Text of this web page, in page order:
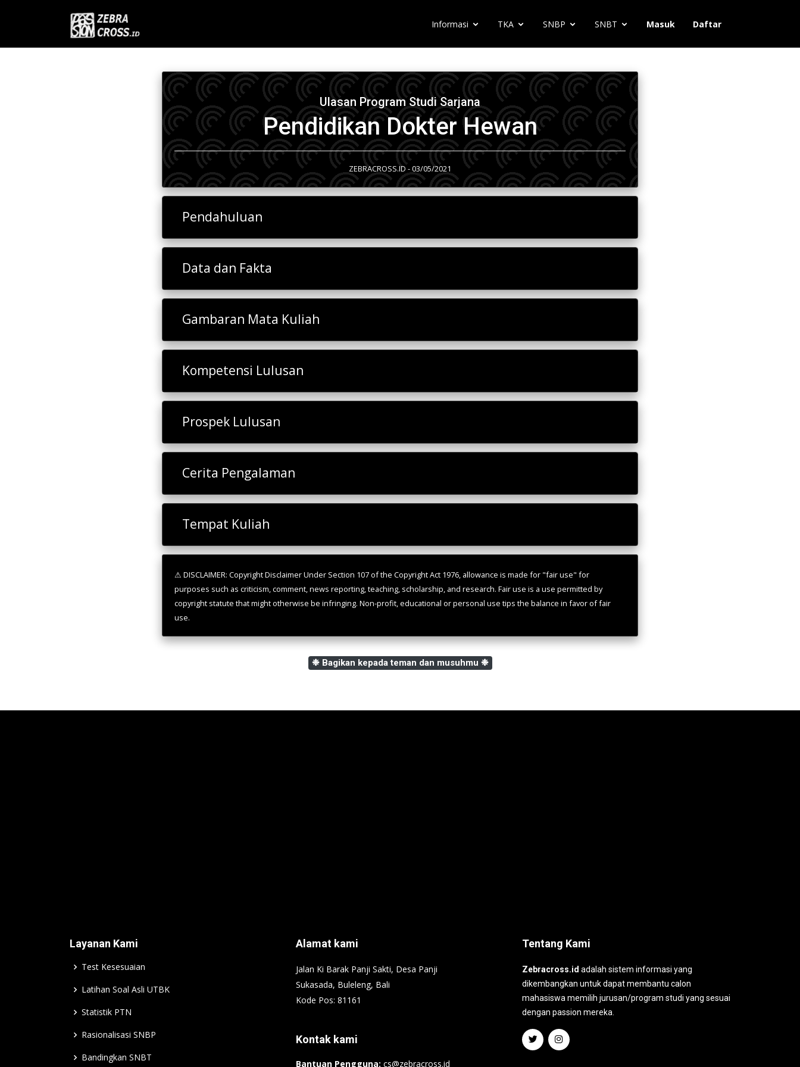
Informasi TKA SNBP SNBT Masuk Daftar
Ulasan Program Studi Sarjana
Pendidikan Dokter Hewan
ZEBRACROSS.ID - 03/05/2021
Pendahuluan
Data dan Fakta
Gambaran Mata Kuliah
Kompetensi Lulusan
Prospek Lulusan
Cerita Pengalaman
Tempat Kuliah
⚠ DISCLAIMER: Copyright Disclaimer Under Section 107 of the Copyright Act 1976, allowance is made for "fair use" for
purposes such as criticism, comment, news reporting, teaching, scholarship, and research. Fair use is a use permitted by
copyright statute that might otherwise be infringing. Non-profit, educational or personal use tips the balance in favor of fair
use.
❉ Bagikan kepada teman dan musuhmu ❉
Layanan Kami
Test Kesesuaian
Latihan Soal Asli UTBK
Statistik PTN
Rasionalisasi SNBP
Bandingkan SNBT
Alamat kami
Jalan Ki Barak Panji Sakti, Desa Panji
Sukasada, Buleleng, Bali
Kode Pos: 81161
Kontak kami
Bantuan Pengguna: cs@zebracross.id
Tentang Kami
Zebracross.id adalah sistem informasi yang
dikembangkan untuk dapat membantu calon
mahasiswa memilih jurusan/program studi yang sesuai
dengan passion mereka.